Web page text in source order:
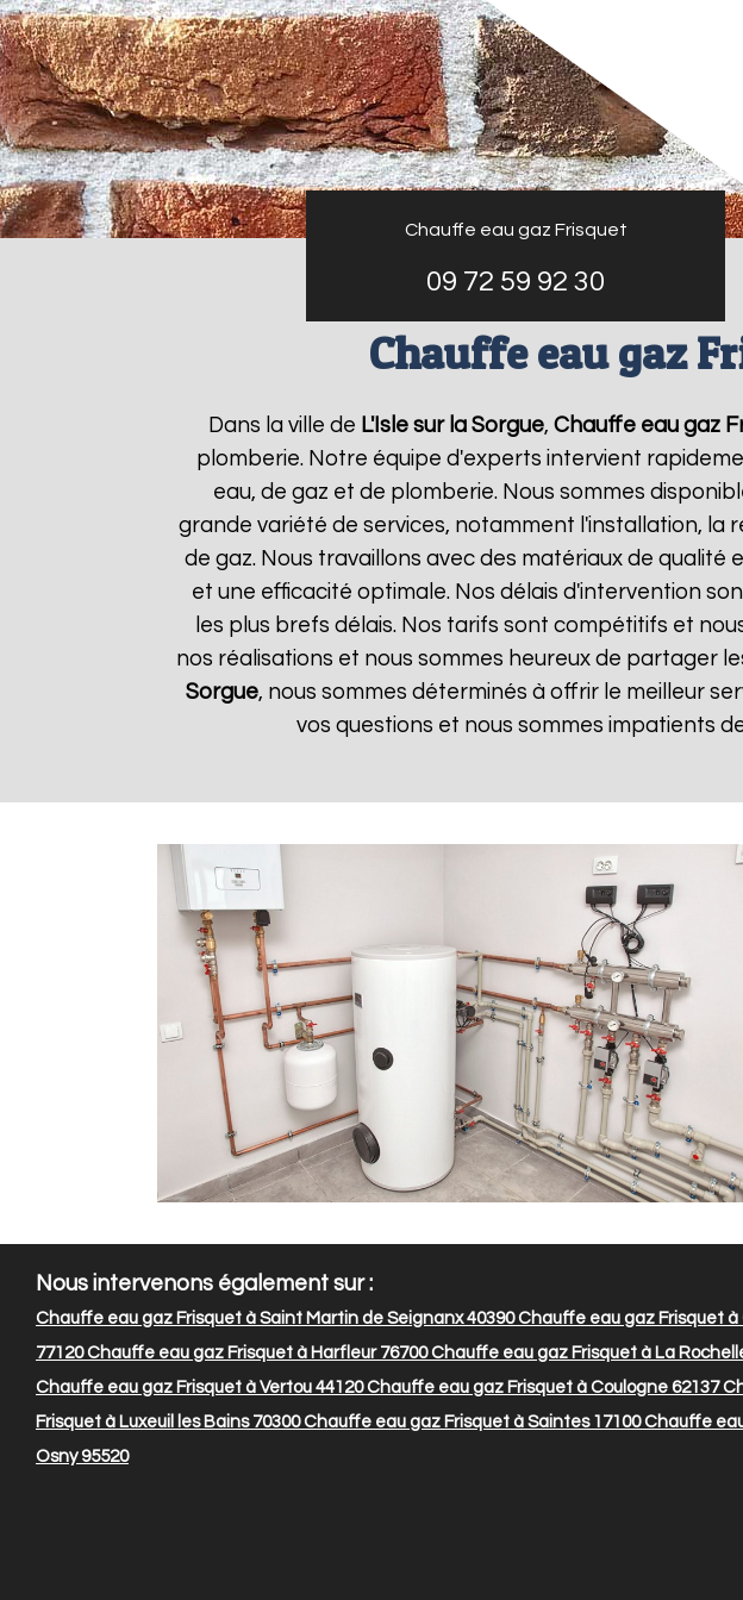
Chauffe eau gaz Frisquet
09 72 59 92 30
Chauffe eau gaz
Dans la ville de L'Isle sur la Sorgue, Chauffe eau gaz
plomberie. Notre équipe d'experts intervient
eau, de gaz et de plomberie. Nous sommes
grande variété de services, notamment l'installation,
de gaz. Nous travaillons avec des matériaux de
et une efficacité optimale. Nos délais d'intervention
les plus brefs délais. Nos tarifs sont compétitifs et
nos réalisations et nous sommes heureux de partager
Sorgue, nous sommes déterminés à offrir le meilleur
vos questions et nous sommes impatients
Nous intervenons également sur :
Chauffe eau gaz Frisquet à Saint Martin de Seignanx 40390Chauffe eau gaz Frisquet à
77120Chauffe eau gaz Frisquet à Harfleur 76700Chauffe eau gaz Frisquet à La
Chauffe eau gaz Frisquet à Vertou 44120Chauffe eau gaz Frisquet à Coulogne 62137
Frisquet à Luxeuil les Bains 70300Chauffe eau gaz Frisquet à Saintes 17100Chauffe
Osny 95520